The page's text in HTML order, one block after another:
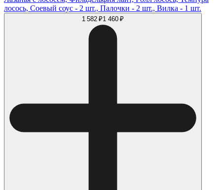
лосось, Соевый соус - 2 шт., Палочки - 2 шт., Вилка - 1 шт.
1 582 ₽1 460 ₽